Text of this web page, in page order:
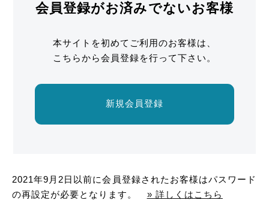
会員登録がお済みでないお客様
本サイトを初めてご利用のお客様は、
こちらから会員登録を行って下さい。
新規会員登録
2021年9月2日以前に会員登録されたお客様はパスワード
の再設定が必要となります。 » 詳しくはこちら